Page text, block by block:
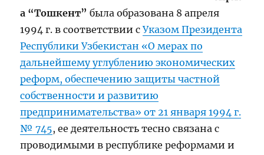
а “Тошкент” была образована 8 апреля
1994 г. в соответствии сУказом Президента
Республики Узбекистан «О мерах по
дальнейшему углублению экономических
реформ, обеспечению защиты частной
собственности и развитию
предпринимательства» от 21 января 1994 г.
№ 745, ее деятельность тесно связана с
проводимыми в республике реформами и